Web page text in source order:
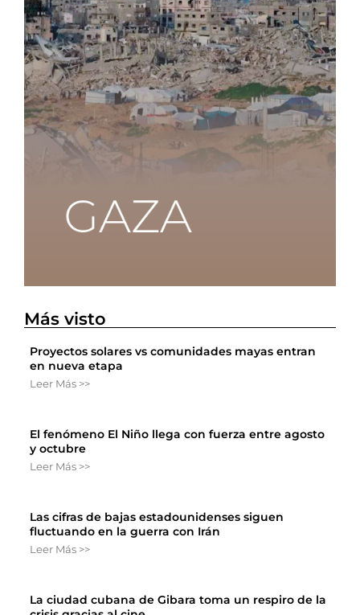
Más visto
Proyectos solares vs comunidades mayas entran
en nueva etapa
Leer Más >>
El fenómeno El Niño llega con fuerza entre agosto
y octubre
Leer Más >>
Las cifras de bajas estadounidenses siguen
fluctuando en la guerra con Irán
Leer Más >>
La ciudad cubana de Gibara toma un respiro de la